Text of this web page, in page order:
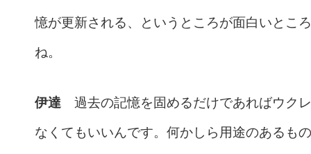
憶が更新される、というところが面白いとこ
ね。
伊達 過去の記憶を固めるだけであればウク
なくてもいいんです。何かしら用途のあるも